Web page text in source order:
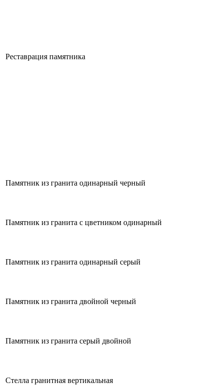
Реставрация памятника
Памятник из гранита одинарный черный
Памятник из гранита с цветником одинарный
Памятник из гранита одинарный серый
Памятник из гранита двойной черный
Памятник из гранита серый двойной
Стелла гранитная вертикальная